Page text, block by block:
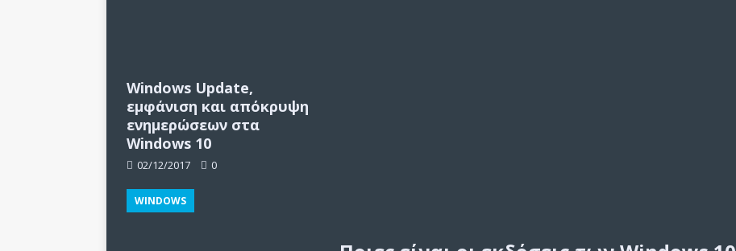
Windows Update,
εμφάνιση και απόκρυψη
ενημερώσεων στα
Windows 10
02/12/2017 0
WINDOWS